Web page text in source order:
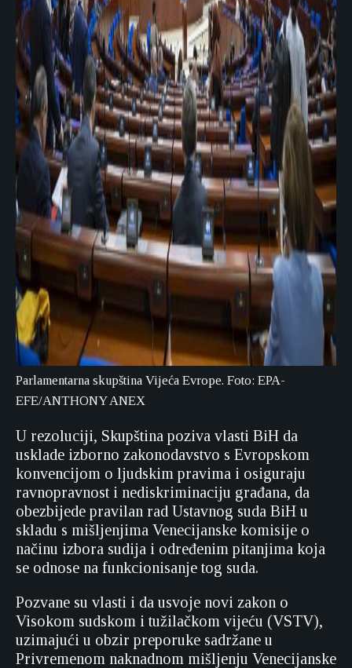
Parlamentarna skupština Vijeća Evrope. Foto: EPA-
EFE/ANTHONY ANEX
U rezoluciji, Skupština poziva vlasti BiH da
usklade izborno zakonodavstvo s Evropskom
konvencijom o ljudskim pravima i osiguraju
ravnopravnost i nediskriminaciju građana, da
obezbijede pravilan rad Ustavnog suda BiH u
skladu s mišljenjima Venecijanske komisije o
načinu izbora sudija i određenim pitanjima koja
se odnose na funkcionisanje tog suda.
Pozvane su vlasti i da usvoje novi zakon o
Visokom sudskom i tužilačkom vijeću (VSTV),
uzimajući u obzir preporuke sadržane u
Privremenom naknadnom mišljenju Venecijanske